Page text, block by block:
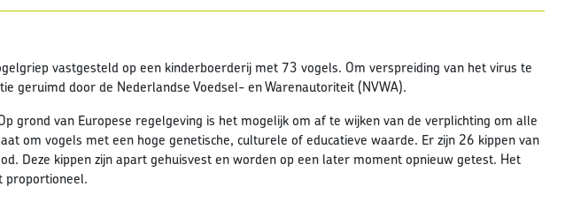
vastgesteld op een kinderboerderij met 73 vogels. Om verspreiding van het virus te
geruimd door de Nederlandse Voedsel- en Warenautoriteit (NVWA).
grond van Europese regelgeving is het mogelijk om af te wijken van de verplichting om alle
om vogels met een hoge genetische, culturele of educatieve waarde. Er zijn 26 kippen van
Deze kippen zijn apart gehuisvest en worden op een later moment opnieuw getest. Het
proportioneel.